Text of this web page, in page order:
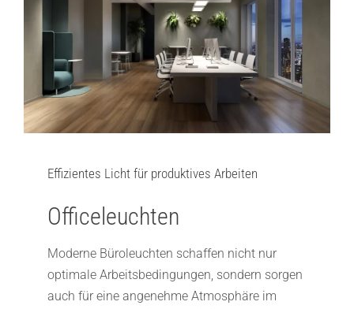
Effizientes Licht für produktives Arbeiten
Officeleuchten
Moderne Büroleuchten schaffen nicht nur
optimale Arbeitsbedingungen, sondern sorgen
auch für eine angenehme Atmosphäre im